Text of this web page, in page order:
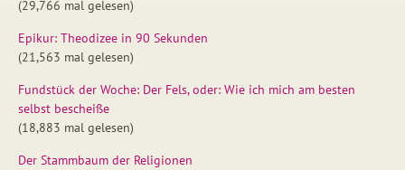
(29,766 mal gelesen)
Epikur: Theodizee in 90 Sekunden
(21,563 mal gelesen)
Fundstück der Woche: Der Fels, oder: Wie ich mich am besten
selbst bescheiße
(18,883 mal gelesen)
Der Stammbaum der Religionen